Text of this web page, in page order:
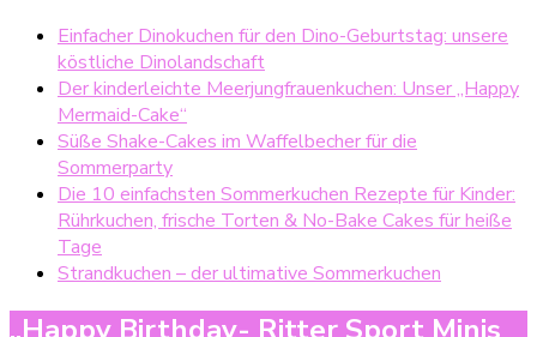
Einfacher Dinokuchen für den Dino-Geburtstag: unsere
köstliche Dinolandschaft
Der kinderleichte Meerjungfrauenkuchen: Unser „Happy
Mermaid-Cake“
Süße Shake-Cakes im Waffelbecher für die
Sommerparty
Die 10 einfachsten Sommerkuchen Rezepte für Kinder:
Rührkuchen, frische Torten & No-Bake Cakes für heiße
Tage
Strandkuchen – der ultimative Sommerkuchen
„Happy Birthday- Ritter Sport Minis